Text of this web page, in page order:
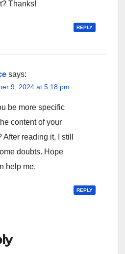
Thanks!
REPLY
says:
9, 2024 at 5:18 pm
be more specific
content of your
After reading it, I still
doubts. Hope
help me.
REPLY